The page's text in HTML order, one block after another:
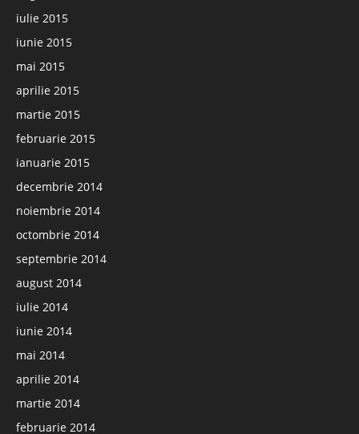
iulie 2015
iunie 2015
mai 2015
aprilie 2015
martie 2015
februarie 2015
ianuarie 2015
decembrie 2014
noiembrie 2014
octombrie 2014
septembrie 2014
august 2014
iulie 2014
iunie 2014
mai 2014
aprilie 2014
martie 2014
februarie 2014